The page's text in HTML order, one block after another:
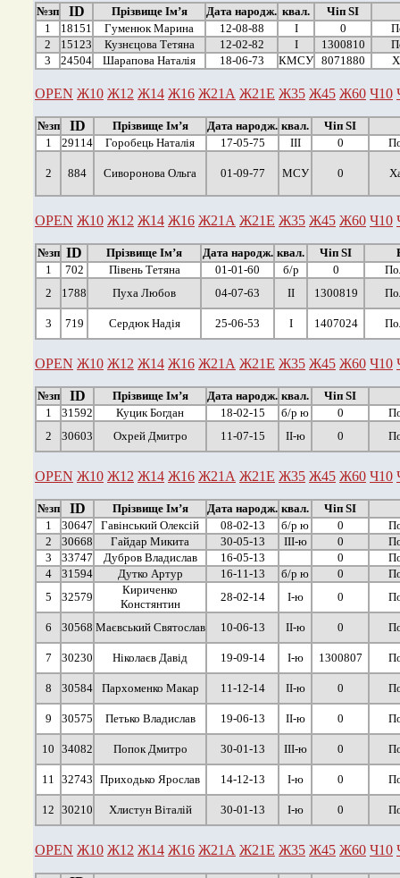
№зп ID Прізвище Ім’я Дата народж. квал.
Чіп SI
1
18151 Гуменюк Марина 12-08-88 І 0
2
15123 Кузнєцова Тетяна 12-02-82 І 1300810
3
24504 Шарапова Наталія 18-06-73 КМСУ 8071880
OPEN Ж10 Ж12 Ж14 Ж16 Ж21А Ж21Е Ж35 Ж45 Ж60 Ч10
№зп ID Прізвище Ім’я Дата народж. квал.
Чіп SI
1
29114 Горобець Наталія 17-05-75 ІІІ 0
2 884 Сиворонова Ольга 01-09-77 МСУ 0
OPEN Ж10 Ж12 Ж14 Ж16 Ж21А Ж21Е Ж35 Ж45 Ж60 Ч10
№зп ID Прізвище Ім’я Дата народж. квал. Чіп SI
1
702 Півень Тетяна 01-01-60 б/р 0
2
1788 Пуха Любов 04-07-63 ІІ 1300819
3 719 Сердюк Надія 25-06-53 І 1407024
OPEN Ж10 Ж12 Ж14 Ж16 Ж21А Ж21Е Ж35 Ж45 Ж60 Ч10
№зп ID Прізвище Ім’я Дата народж. квал.
Чіп SI
1
31592 Куцик Богдан 18-02-15 б/р ю 0
2
30603 Охрей Дмитро 11-07-15 ІІ-ю 0
OPEN Ж10 Ж12 Ж14 Ж16 Ж21А Ж21Е Ж35 Ж45 Ж60 Ч10
№зп ID Прізвище Ім’я Дата народж. квал.
Чіп SI
1
30647 Гавінський Олексій 08-02-13 б/р ю 0
2
30668 Гайдар Микита 30-05-13 ІІІ-ю 0
3
33747 Дубров Владислав 16-05-13 0
4
31594 Дутко Артур 16-11-13 б/р ю 0
5
32579
Кириченко
Констянтин
28-02-14 І-ю 0
6 30568 Маєвський Святослав 10-06-13 ІІ-ю 0
7 30230 Ніколаєв Давід 19-09-14 І-ю 1300807
8 30584 Пархоменко Макар 11-12-14 ІІ-ю 0
9 30575 Петько Владислав 19-06-13 ІІ-ю 0
10 34082 Попок Дмитро 30-01-13 ІІІ-ю 0
11 32743 Приходько Ярослав 14-12-13 І-ю 0
12 30210 Хлистун Віталій 30-01-13 І-ю 0
OPEN Ж10 Ж12 Ж14 Ж16 Ж21А Ж21Е Ж35 Ж45 Ж60 Ч10